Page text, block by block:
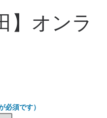
】オンラ
必須です）